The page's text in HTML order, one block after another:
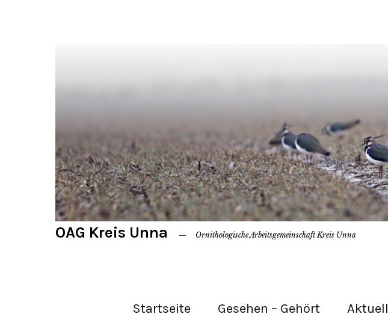
OAG Kreis Unna Ornithologische Arbeitsgemeinschaft Kreis Unna
Startseite Gesehen – Gehört Aktuell